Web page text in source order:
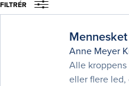
FILTRÉR
Anne Meyer
Alle
eller flere